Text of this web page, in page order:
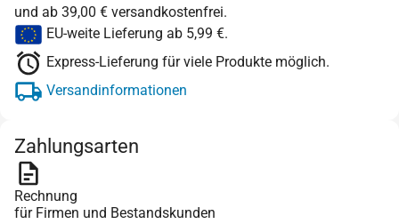
und ab 39,00 € versandkostenfrei.
EU-weite Lieferung ab 5,99 €.
Express-Lieferung für viele Produkte möglich.
Versandinformationen
Zahlungsarten
Rechnung
für Firmen und Bestandskunden